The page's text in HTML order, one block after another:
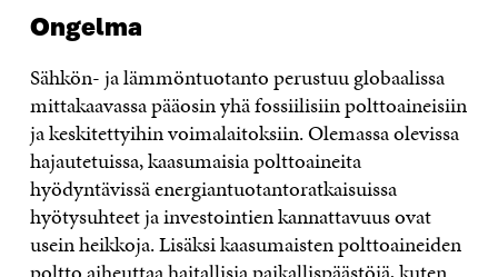
Ongelma
Sähkön- ja lämmöntuotanto perustuu globaalissa
mittakaavassa pääosin yhä fossiilisiin polttoaineisiin
ja keskitettyihin voimalaitoksiin. Olemassa olevissa
hajautetuissa, kaasumaisia polttoaineita
hyödyntävissä energiantuotantoratkaisuissa
hyötysuhteet ja investointien kannattavuus ovat
usein heikkoja. Lisäksi kaasumaisten polttoaineiden